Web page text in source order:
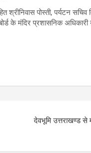
श्रीनिवास पोस्ती, पर्यटन
के मंदिर प्रशासनिक
देवभूमि उत्तराखण्ड से